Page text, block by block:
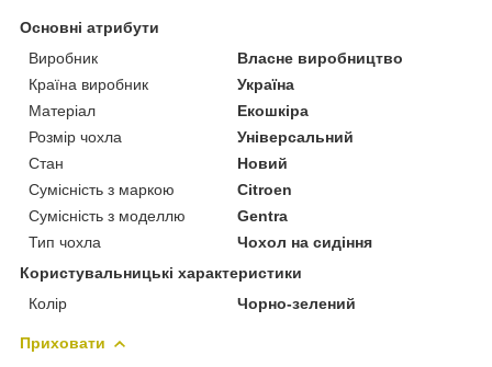
Основні атрибути
Виробник
Власне виробництво
Країна виробник
Україна
Матеріал
Екошкіра
Розмір чохла
Універсальний
Стан
Новий
Сумісність з маркою
Citroen
Сумісність з моделлю
Gentra
Тип чохла
Чохол на сидіння
Користувальницькі характеристики
Колір
Чорно-зелений
Приховати